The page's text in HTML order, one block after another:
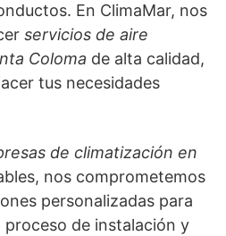
En ClimaMar, nos
servicios de aire
Coloma de alta calidad,
tus necesidades
de climatización en
nos comprometemos
personalizadas para
de instalación y